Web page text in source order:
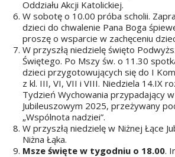
Oddziału Akcji Katolickiej.
W sobotę o 10.00 próba scholii.
dzieci do chwalenie Pana Boga
proszę o wsparcie w zachęceniu
W przyszłą niedzielę święto
Świętego. Po Mszy św. o 11.30
dzieci przygotowujących się do I
z kl. III, VI, VII i VIII. Niedziela 14.IX
Tydzień Wychowania przypadający
Jubileuszowym 2025, przeżywany
„Wspólnota nadziei”.
W przyszłą niedzielę w Niżnej Łące
Niżna Łąka.
Msze święte w tygodniu o 18.00.